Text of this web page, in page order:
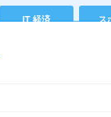
IT 経済 ス